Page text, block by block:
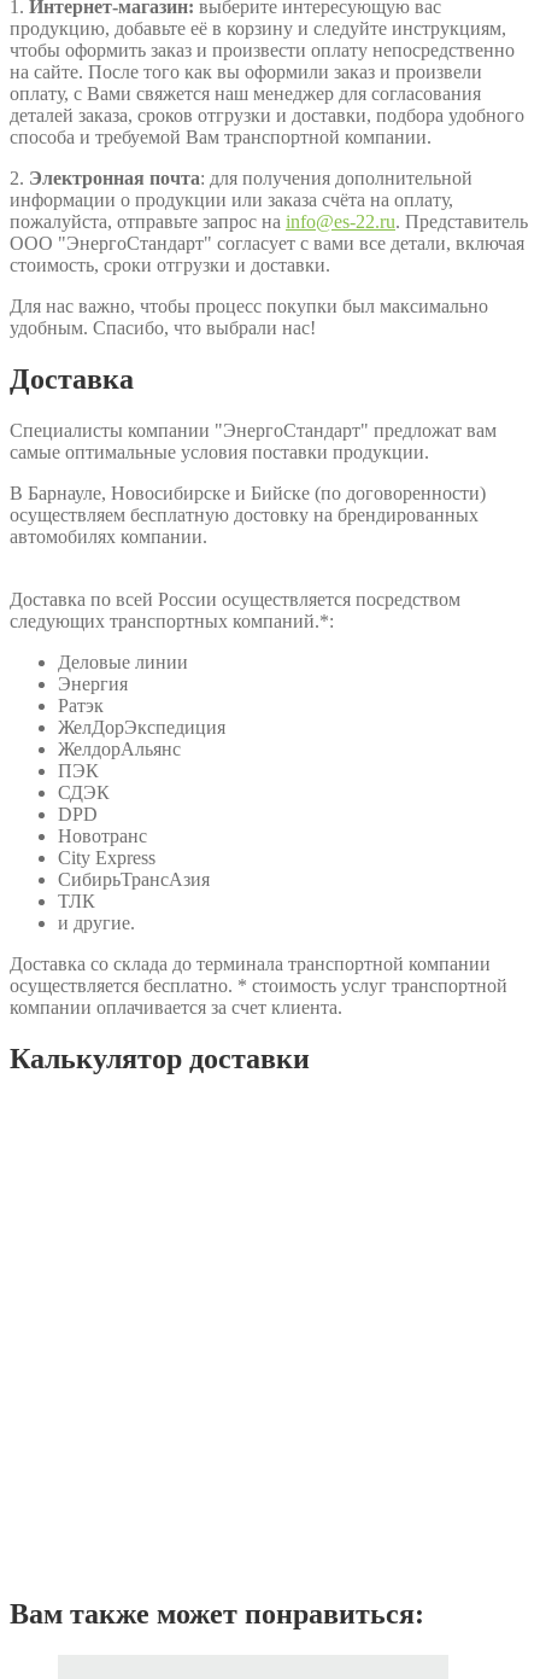
1. Интернет-магазин: выберите интересующую вас
продукцию, добавьте её в корзину и следуйте инструкциям,
чтобы оформить заказ и произвести оплату непосредственно
на сайте. После того как вы оформили заказ и произвели
оплату, с Вами свяжется наш менеджер для согласования
деталей заказа, сроков отгрузки и доставки, подбора удобного
способа и требуемой Вам транспортной компании.
2. Электронная почта: для получения дополнительной
информации о продукции или заказа счёта на оплату,
пожалуйста, отправьте запрос на info@es-22.ru. Представитель
ООО "ЭнергоСтандарт" согласует с вами все детали, включая
стоимость, сроки отгрузки и доставки.
Для нас важно, чтобы процесс покупки был максимально
удобным. Спасибо, что выбрали нас!
Доставка
Специалисты компании "ЭнергоСтандарт" предложат вам
самые оптимальные условия поставки продукции.
В Барнауле, Новосибирске и Бийске (по договоренности)
осуществляем бесплатную достовку на брендированных
автомобилях компании.
Доставка по всей России осуществляется посредством
следующих транспортных компаний.*:
Деловые линии
Энергия
Ратэк
ЖелДорЭкспедиция
ЖелдорАльянс
ПЭК
СДЭК
DPD
Новотранс
City Express
СибирьТрансАзия
ТЛК
и другие.
Доставка со склада до терминала транспортной компании
осуществляется бесплатно. * стоимость услуг транспортной
компании оплачивается за счет клиента.
Калькулятор доставки
Вам также может понравиться: